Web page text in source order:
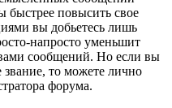
быстрее повысить свое
вы добьетесь лишь
напросто уменьшит
сообщений. Но если вы
звание, то можете лично
форума.